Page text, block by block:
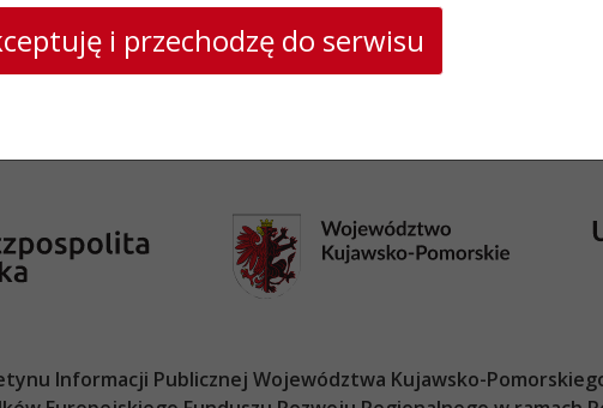
www:
Informacji PublicznejWojewództwa Kujawsko-
i przechodzę do serwisu